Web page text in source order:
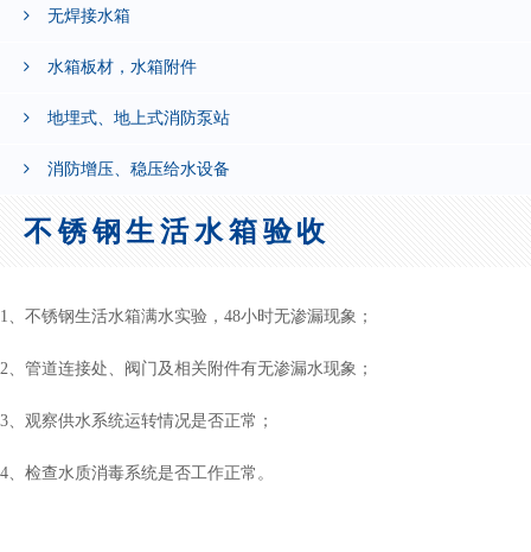
无焊接水箱
水箱板材，水箱附件
地埋式、地上式消防泵站
消防增压、稳压给水设备
不锈钢生活水箱验收
1、不锈钢生活水箱满水实验，48小时无渗漏现象；
2、管道连接处、阀门及相关附件有无渗漏水现象；
3、观察供水系统运转情况是否正常；
4、检查水质消毒系统是否工作正常。